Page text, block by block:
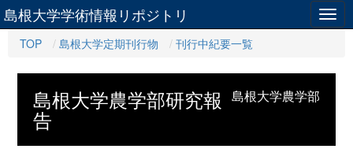
島根大学学術情報リポジトリ
TOP 島根大学定期刊行物 刊行中紀要一覧
島根大学農学部
島根大学農学部研究報
告